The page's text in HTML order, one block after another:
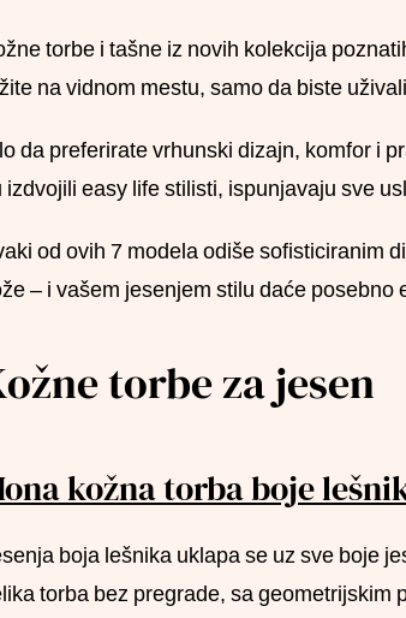
torbe i tašne iz novih kolekcija
na vidnom mestu, samo da biste
da preferirate vrhunski dizajn, komfor i
izdvojili easy life stilisti, ispunjavaju sve
od ovih 7 modela odiše sofisticiranim
– i vašem jesenjem stilu daće posebno
torbe za jesen
kožna torba boje
boja lešnika uklapa se uz sve boje
torba bez pregrade, sa geometrijskim